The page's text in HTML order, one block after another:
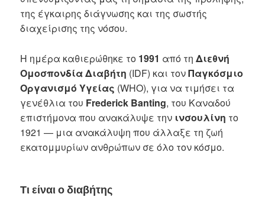
της έγκαιρης διάγνωσης και της σωστής
διαχείρισης της νόσου.
Η ημέρα καθιερώθηκε το 1991 από τηΔιεθνή
Ομοσπονδία Διαβήτη (IDF) και τονΠαγκόσμιο
Οργανισμό Υγείας (WHO), για να τιμήσει τα
γενέθλια του Frederick Banting, του Καναδού
επιστήμονα που ανακάλυψε την ινσουλίνη το
1921 — μια ανακάλυψη που άλλαξε τη ζωή
εκατομμυρίων ανθρώπων σε όλο τον κόσμο.
Τι είναι ο διαβήτης